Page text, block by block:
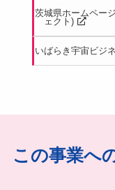
茨城県ホームペー
ェクト)
いばらき宇宙ビジ
この事業へ